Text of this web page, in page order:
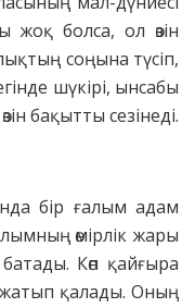
жоқ болса, ол өзін
соңына түсіп,
шүкірі, ынсабы
бақытты сезінеді.
бір ғалым адам
өмірлік жары
Көп қайғыра
жатып қалады. Оның